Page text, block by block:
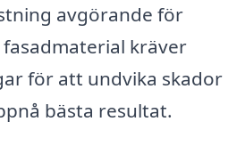
avgörande för
kräver
för att undvika skador
bästa resultat.